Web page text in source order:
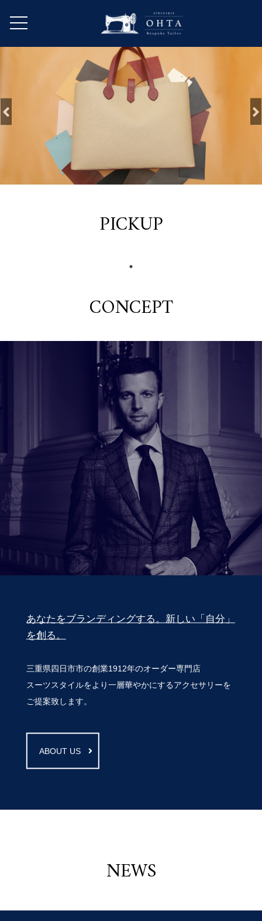
PICKUP
CONCEPT
あなたをブランディングする。新しい「自分」
を創る。
三重県四日市市の創業1912年のオーダー専門店
スーツスタイルをより一層華やかにするアクセサリーを
ご提案致します。
ABOUT US
NEWS